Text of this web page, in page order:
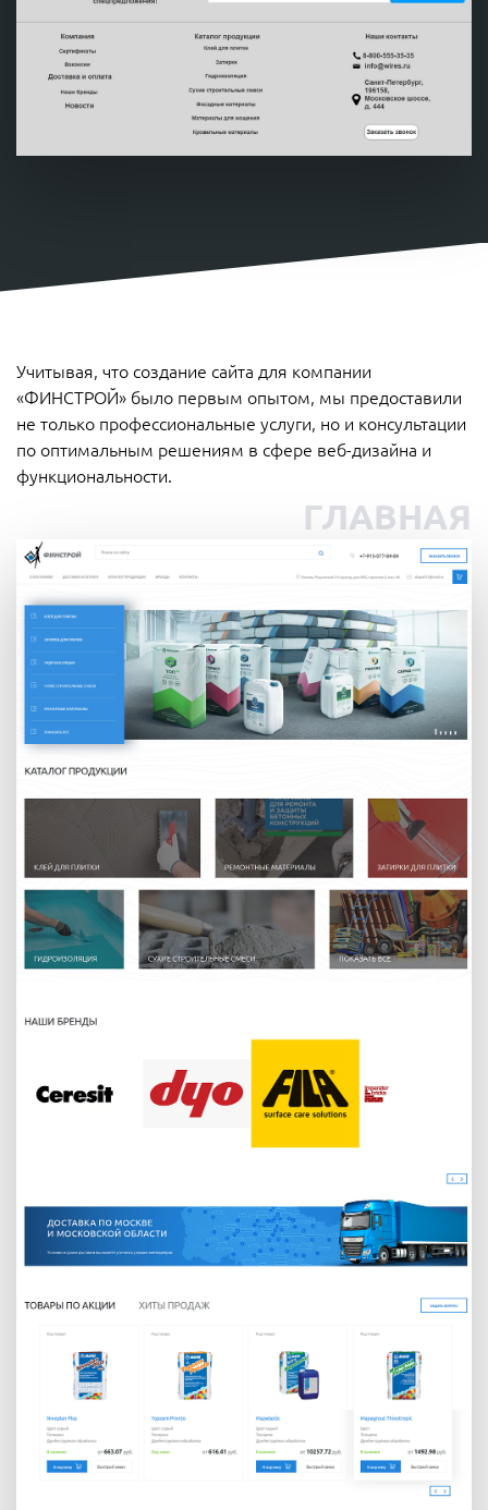
Учитывая, что создание сайта для компании
«ФИНСТРОЙ» было первым опытом, мы предоставили
не только профессиональные услуги, но и консультации
по оптимальным решениям в сфере веб-дизайна и
функциональности.
ГЛАВНАЯ